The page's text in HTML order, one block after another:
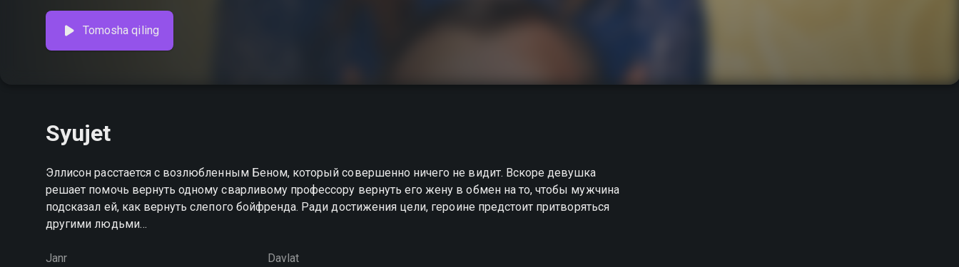
Tomosha qiling
Syujet
Эллисон расстается с возлюбленным Беном, который совершенно ничего не видит. Вскоре девушка
решает помочь вернуть одному сварливому профессору вернуть его жену в обмен на то, чтобы мужчина
подсказал ей, как вернуть слепого бойфренда. Ради достижения цели, героине предстоит притворяться
другими людьми…
Janr Davlat